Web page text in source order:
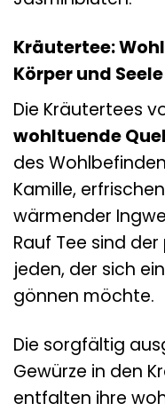
Kräutertee:
Körper und Seele
Die Kräutertees
wohltuende
des
Kamille,
wärmender
Rauf Tee sind
jeden, der sich
gönnen möchte.
Die sorgfältig
Gewürze in den
entfalten ihre